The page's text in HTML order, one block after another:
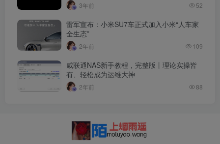
3年前 52
雷军宣布：小米SU7车正式加入小米“人车家
全生态”
2年前 109
威联通NAS新手教程，完整版丨理论实操皆
有、轻松成为运维大神
2年前 88